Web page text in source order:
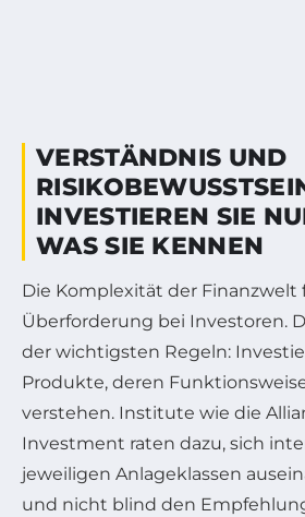
VERSTÄNDNIS UND
INVESTIEREN SIE
WAS SIE KENNEN
Die Komplexität der Finanzwelt
Überforderung bei Investoren.
der wichtigsten Regeln:
Produkte, deren
verstehen. Institute wie die
Investment raten dazu, sich
jeweiligen Anlageklassen
und nicht blind den